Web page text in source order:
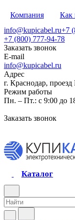
Компания Как
info@kupicabel.ru+7
+7 (800) 777-94-78
Заказать звонок
E-mail
info@kupicabel.ru
Адрес
г. Краснодар,
Режим работы
Пн. – Пт.: с 9:00 до
Заказать звонок
Каталог